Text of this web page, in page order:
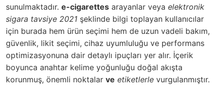
sunulmaktadır. e-cigarettes arayanlar veya elektronik
sigara tavsiye 2021 şeklinde bilgi toplayan kullanıcılar
için burada hem ürün seçimi hem de uzun vadeli bakım,
güvenlik, likit seçimi, cihaz uyumluluğu ve performans
optimizasyonuna dair detaylı ipuçları yer alır. İçerik
boyunca anahtar kelime yoğunluğu doğal akışta
korunmuş, önemli noktalar ve etiketlerle vurgulanmıştır.